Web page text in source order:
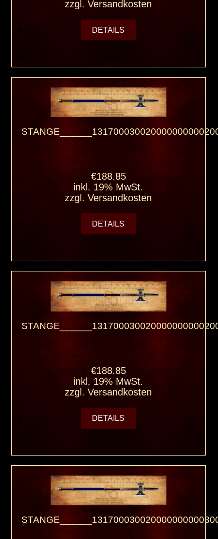
zzgl.Versandkosten
DETAILS
€188.85
inkl. 19% MwSt.
zzgl.Versandkosten
DETAILS
€188.85
inkl. 19% MwSt.
zzgl.Versandkosten
DETAILS